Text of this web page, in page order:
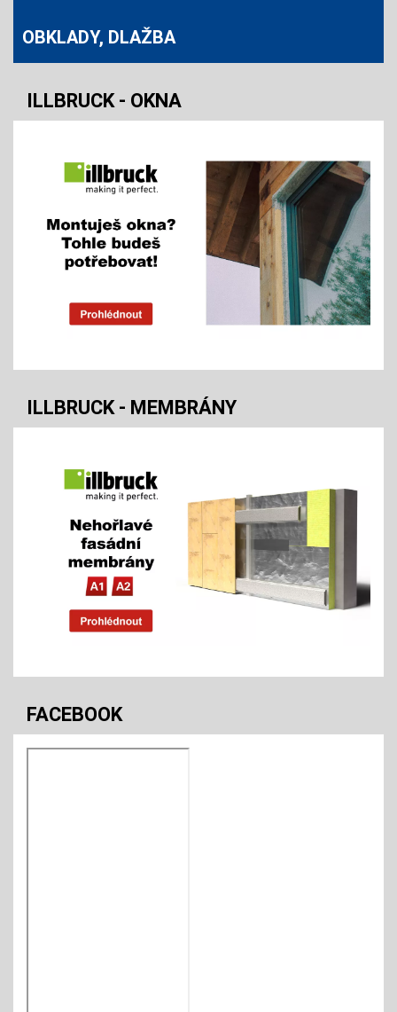
OBKLADY, DLAŽBA
ILLBRUCK - OKNA
ILLBRUCK - MEMBRÁNY
FACEBOOK